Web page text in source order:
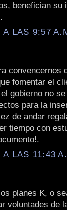
benefician su
A LAS 9:57
convencernos
fomentar el
gobierno no
para la
de andar
tiempo con
A LAS 11:43
planes K, o
voluntades de